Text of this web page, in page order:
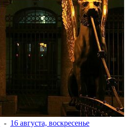
- 16 августа, воскресенье